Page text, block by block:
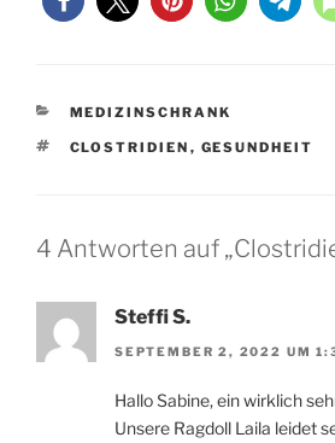
KATEGORIEN
MEDIZINSCHRANK
SCHLAGWÖRTER
CLOSTRIDIEN , GESUNDHEIT
4 Antworten auf
Steffi S.
SEPTEMBER 2, 2022 UM
Hallo Sabine, ein wirklich
Unsere Ragdoll Laila leidet